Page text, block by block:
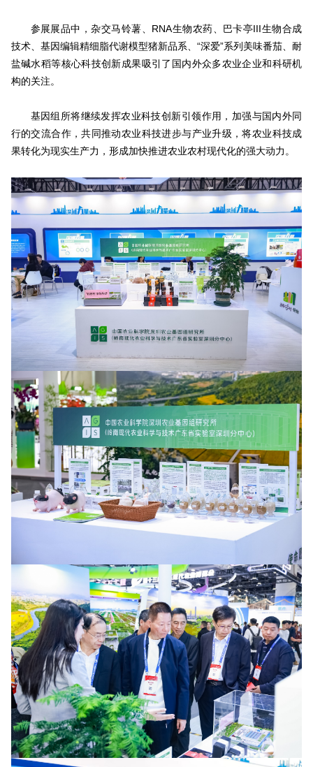
参展展品中，杂交马铃薯、RNA生物农药、巴卡亭III生物合成
技术、基因编辑精细脂代谢模型猪新品系、“深爱”系列美味番茄、耐
盐碱水稻等核心科技创新成果吸引了国内外众多农业企业和科研机
构的关注。
基因组所将继续发挥农业科技创新引领作用，加强与国内外同
行的交流合作，共同推动农业科技进步与产业升级，将农业科技成
果转化为现实生产力，形成加快推进农业农村现代化的强大动力。